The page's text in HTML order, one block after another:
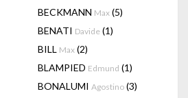
BECKMANN Max (5)
BENATI Davide (1)
BILL Max (2)
BLAMPIED Edmund (1)
BONALUMI Agostino (3)